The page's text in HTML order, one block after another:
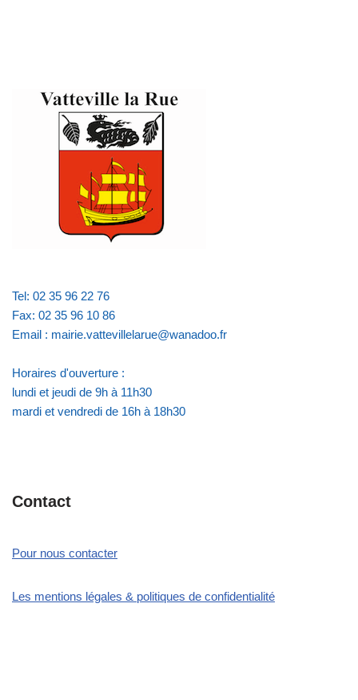
Tel: 02 35 96 22 76
Fax: 02 35 96 10 86
Email : mairie.vattevillelarue@wanadoo.fr
Horaires d'ouverture :
lundi et jeudi de 9h à 11h30
mardi et vendredi de 16h à 18h30
Contact
Pour nous contacter
Les mentions légales & politiques de confidentialité